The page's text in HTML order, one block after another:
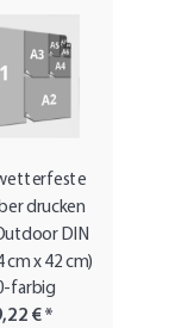
drucken
DIN
cm x 42 cm)
farbig
€*